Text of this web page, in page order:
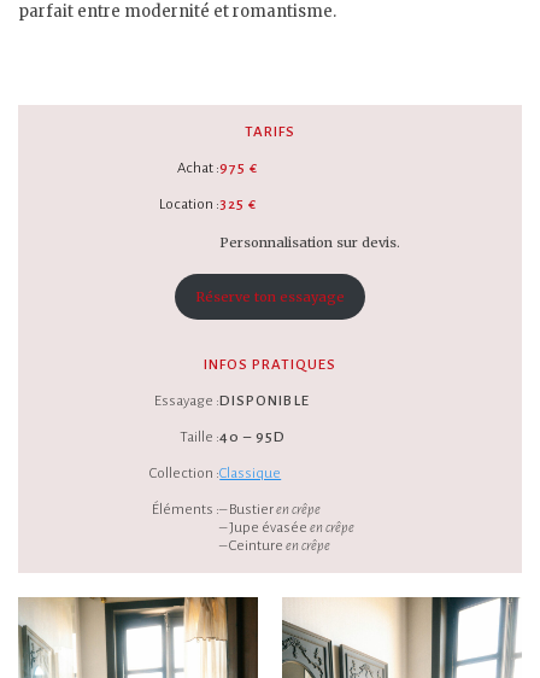
parfait entre modernité et romantisme.
TARIFS
Achat :
Location :
975 €
325 €
Personnalisation sur devis.
Réserve ton essayage
INFOS PRATIQUES
Essayage :
Taille :
Collection :
Éléments :
DISPONIBLE
40 – 95D
Classique
– Bustieren crêpe
– Jupe évaséeen crêpe
– Ceintureen crêpe